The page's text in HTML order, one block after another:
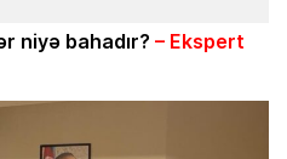
niyə bahadır? – Ekspert